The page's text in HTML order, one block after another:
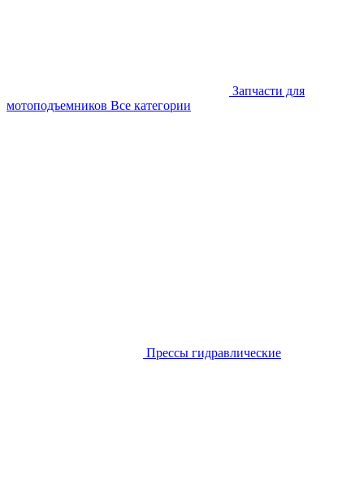
Запчасти для
мотоподъемников Все категории
Прессы гидравлические